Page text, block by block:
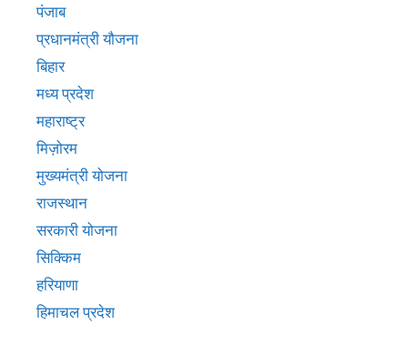
पंजाब
प्रधानमंत्री यौजना
बिहार
मध्य प्रदेश
महाराष्ट्र
मिज़ोरम
मुख्‍यमंत्री योजना
राजस्थान
सरकारी योजना
सिक्किम
हरियाणा
हिमाचल प्रदेश